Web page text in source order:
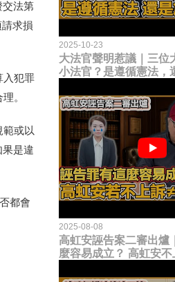
交法第
求損
入犯罪
。
或以
是違
都會
2025-10-23
大法官聲明惹議｜三位
小法官？是遵循憲法，
2025-08-08
高虹安誣告案二審出爐
麼容易成立？ 高虹安